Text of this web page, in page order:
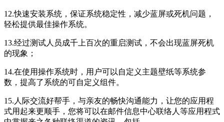
12.快速安装系统，保证系统稳定性，减少蓝屏或死机问题，
轻松提供最佳操作系统。
13.经过测试人员成千上百次的重启测试，不会出现蓝屏死机
的现象；
14.在使用操作系统时，用户可以自定义主题壁纸等系统参
数，提高了系统的可自定义组件。
15.人际交流好帮手，与亲友的畅快沟通能力，让您的应用程
式用起来更顺手，您将可以在邮件信息中心联络人等应用程式